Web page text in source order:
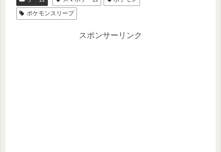
ポケモンスリープ
スポンサーリンク